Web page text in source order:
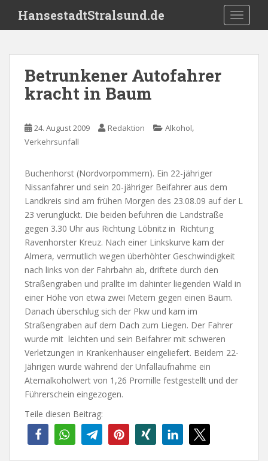
i
HansestadtStralsund.de
Betrunkener Autofahrer
kracht in Baum
24. August 2009 Redaktion Alkohol,
Verkehrsunfall
Buchenhorst (Nordvorpommern). Ein 22-jähriger
Nissanfahrer und sein 20-jähriger Beifahrer aus dem
Landkreis sind am frühen Morgen des 23.08.09 auf der L
23 verunglückt. Die beiden befuhren die Landstraße
gegen 3.30 Uhr aus Richtung Löbnitz in Richtung
Ravenhorster Kreuz. Nach einer Linkskurve kam der
Almera, vermutlich wegen überhöhter Geschwindigkeit
nach links von der Fahrbahn ab, driftete durch den
Straßengraben und prallte im dahinter liegenden Wald in
einer Höhe von etwa zwei Metern gegen einen Baum.
Danach überschlug sich der Pkw und kam im
Straßengraben auf dem Dach zum Liegen. Der Fahrer
wurde mit leichten und sein Beifahrer mit schweren
Verletzungen in Krankenhäuser eingeliefert. Beidem 22-
Jährigen wurde während der Unfallaufnahme ein
Atemalkoholwert von 1,26 Promille festgestellt und der
Führerschein eingezogen.
Teile diesen Beitrag: